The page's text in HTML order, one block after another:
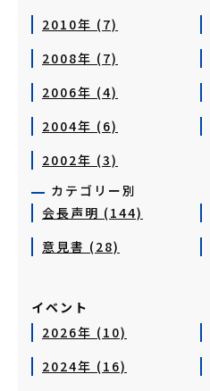
2010年 (7)
2008年 (7)
2006年 (4)
2004年 (6)
2002年 (3)
カテゴリー別
会長声明 (144)
意見書 (28)
イベント
2026年 (10)
2024年 (16)